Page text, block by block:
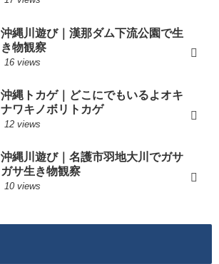
沖縄川遊び｜漢那ダム下流公園で生
き物観察
16 views
沖縄トカゲ｜どこにでもいるよオキ
ナワキノボリトカゲ
12 views
沖縄川遊び｜名護市羽地大川でガサ
ガサ生き物観察
10 views